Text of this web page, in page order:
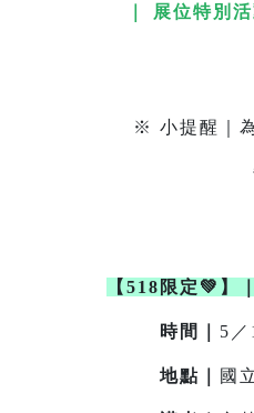
｜ 展位特別活
我們準備了4
※ 小提醒｜為保
每日數量有限
【518限定💚】
時間｜ 5
地點｜ 國